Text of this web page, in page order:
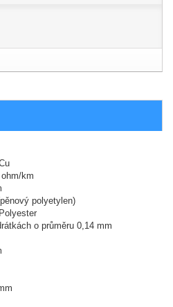
km
polyetylen)
o průměru 0,14 mm